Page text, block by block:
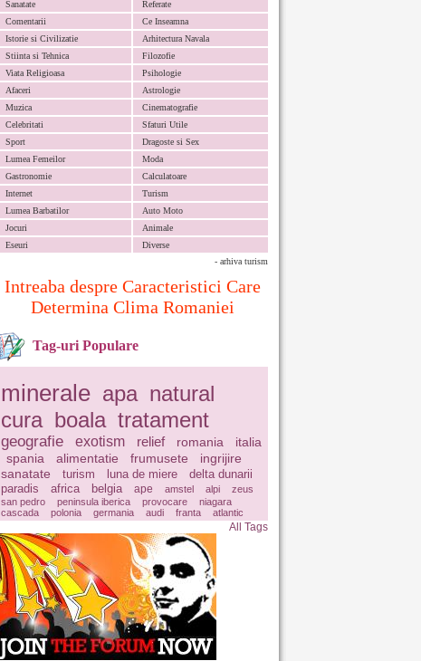
Sanatate
Referate
Comentarii
Ce Inseamna
Istorie si Civilizatie
Arhitectura Navala
Stiinta si Tehnica
Filozofie
Viata Religioasa
Psihologie
Afaceri
Astrologie
Muzica
Cinematografie
Celebritati
Sfaturi Utile
Sport
Dragoste si Sex
Lumea Femeilor
Moda
Gastronomie
Calculatoare
Internet
Turism
Lumea Barbatilor
Auto Moto
Jocuri
Animale
Eseuri
Diverse
- arhiva turism
Intreaba despre Caracteristici Care
Determina Clima Romaniei
Tag-uri Populare
minerale apa natural
cura boala tratament
geografie exotism relief romania
italia
spania
alimentatie frumusete
ingrijire
sanatate
turism luna de miere
delta dunarii
paradis
africa belgia ape amstel alpi
zeus
san pedro
peninsula iberica provocare
niagara
cascada
polonia germania audi franta atlantic
All Tags